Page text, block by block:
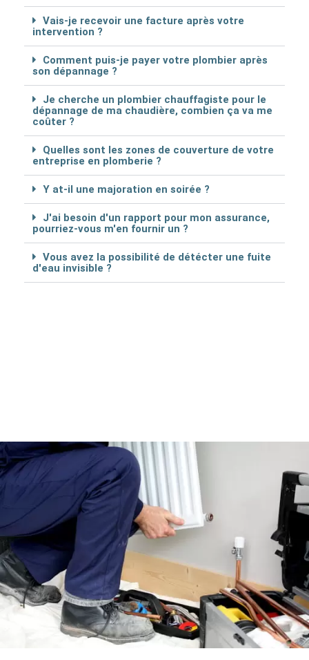
Vais-je recevoir une facture après votre
intervention ?
Comment puis-je payer votre plombier après
son dépannage ?
Je cherche un plombier chauffagiste pour le
dépannage de ma chaudière, combien ça va me
coûter ?
Quelles sont les zones de couverture de votre
entreprise en plomberie ?
Y at-il une majoration en soirée ?
J'ai besoin d'un rapport pour mon assurance,
pourriez-vous m'en fournir un ?
Vous avez la possibilité de détécter une fuite
d'eau invisible ?